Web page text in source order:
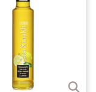
11/2020